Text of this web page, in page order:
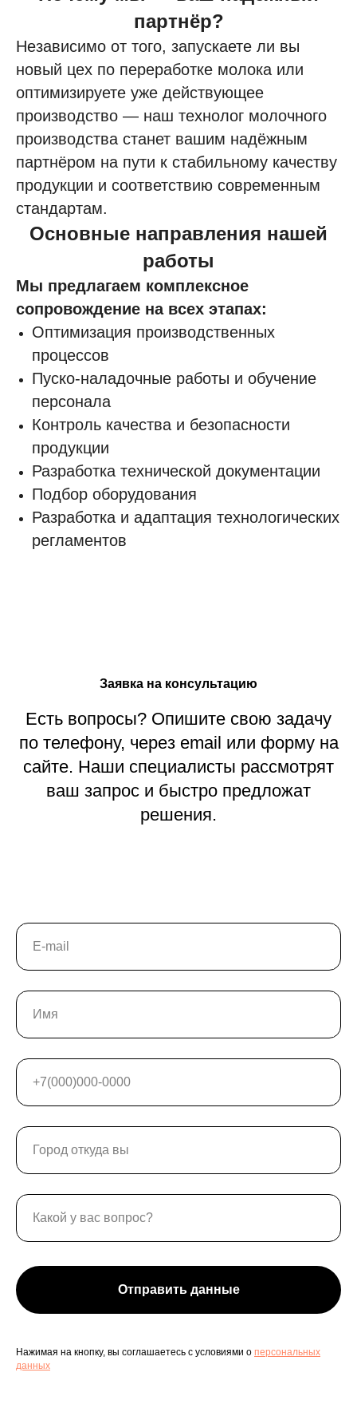
партнёр?
Независимо от того, запускаете ли вы
новый цех по переработке молока или
оптимизируете уже действующее
производство — наш технолог молочного
производства станет вашим надёжным
партнёром на пути к стабильному качеству
продукции и соответствию современным
стандартам.
Основные направления нашей
работы
Мы предлагаем комплексное
сопровождение на всех этапах:
Оптимизация производственных
процессов
Пуско-наладочные работы и обучение
персонала
Контроль качества и безопасности
продукции
Разработка технической документации
Подбор оборудования
Разработка и адаптация технологических
регламентов
Заявка на консультацию
Есть вопросы? Опишите свою задачу
по телефону, через email или форму на
сайте. Наши специалисты рассмотрят
ваш запрос и быстро предложат
решения.
Отправить данные
Нажимая на кнопку, вы соглашаетесь с условиями о персональных
данных